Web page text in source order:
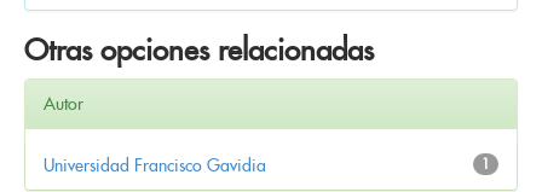
Otras opciones relacionadas
Autor
1
Universidad Francisco Gavidia